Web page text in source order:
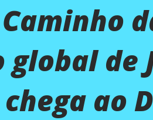
de
ao